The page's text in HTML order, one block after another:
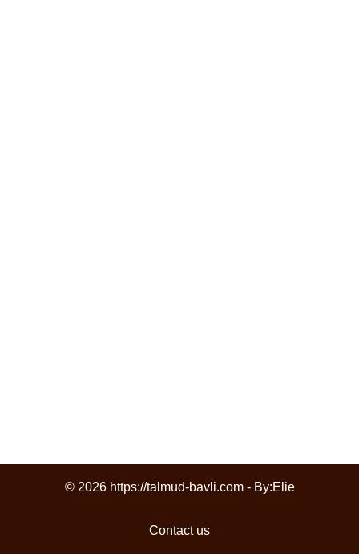
© 2026 https://talmud-bavli.com - By:Elie
Contact us